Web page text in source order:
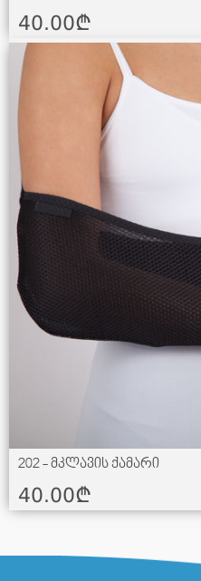
40.00¢
202 - მკლავის ქამარი
40.00¢